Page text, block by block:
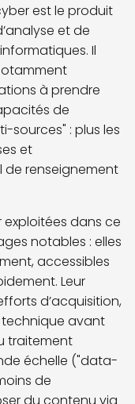
est le produit
et de
Il
à prendre
de
sources" : plus les
et
de renseignement
exploitées dans ce
notables : elles
accessibles
Leur
d’acquisition,
avant
traitement
échelle ("data-
de
du contenu via